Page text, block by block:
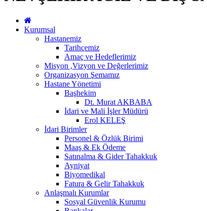
Kurumsal
Hastanemiz
Tarihçemiz
Amaç ve Hedeflerimiz
Misyon ,Vizyon ve Değerlerimiz
Organizasyon Şemamız
Hastane Yönetimi
Başhekim
Dt. Murat AKBABA
İdari ve Mali İşler Müdürü
Erol KELEŞ
İdari Birimler
Personel & Özlük Birimi
Maaş & Ek Ödeme
Satınalma & Gider Tahakkuk
Ayniyat
Biyomedikal
Fatura & Gelir Tahakkuk
Anlaşmalı Kurumlar
Sosyal Güvenlik Kurumu